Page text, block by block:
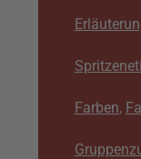
Farben,